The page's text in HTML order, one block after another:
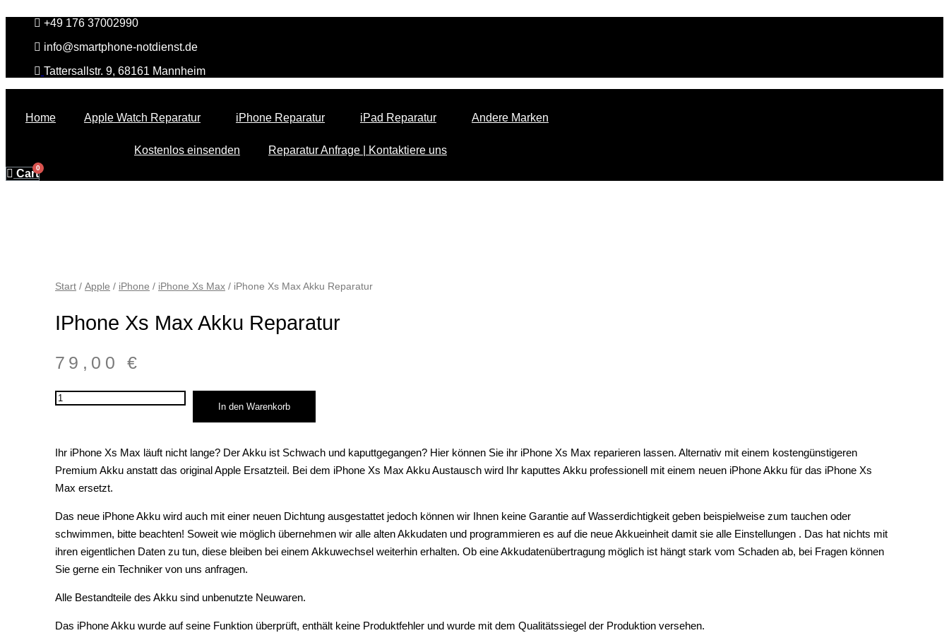
+49 176 37002990
info@smartphone-notdienst.de
Tattersallstr. 9, 68161 Mannheim
Home Apple Watch Reparatur iPhone Reparatur iPad Reparatur Andere Marken
Kostenlos einsenden
Reparatur Anfrage | Kontaktiere uns
Cart
Start / Apple / iPhone / iPhone Xs Max / iPhone Xs Max Akku Reparatur
IPhone Xs Max Akku Reparatur
79,00€
iPhone
Xs
Reparatur
Menge
In den Warenkorb
Ihr iPhone Xs Max läuft nicht lange? Der Akku ist Schwach und kaputtgegangen? Hier können Sie ihr iPhone Xs Max reparieren lassen. Alternativ mit einem kostengünstigeren
Premium Akku anstatt das original Apple Ersatzteil. Bei dem iPhone Xs Max Akku Austausch wird Ihr kaputtes Akku professionell mit einem neuen iPhone Akku für das iPhone Xs
Max ersetzt.
Das neue iPhone Akku wird auch mit einer neuen Dichtung ausgestattet jedoch können wir Ihnen keine Garantie auf Wasserdichtigkeit geben beispielweise zum tauchen oder
schwimmen, bitte beachten! Soweit wie möglich übernehmen wir alle alten Akkudaten und programmieren es auf die neue Akkueinheit damit sie alle Einstellungen . Das hat nichts mit
ihren eigentlichen Daten zu tun, diese bleiben bei einem Akkuwechsel weiterhin erhalten. Ob eine Akkudatenübertragung möglich ist hängt stark vom Schaden ab, bei Fragen können
Sie gerne ein Techniker von uns anfragen.
Alle Bestandteile des Akku sind unbenutzte Neuwaren.
Das iPhone Akku wurde auf seine Funktion überprüft, enthält keine Produktfehler und wurde mit dem Qualitätssiegel der Produktion versehen.